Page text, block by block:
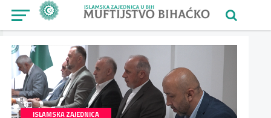
ISLAMSKA ZAJEDNICA